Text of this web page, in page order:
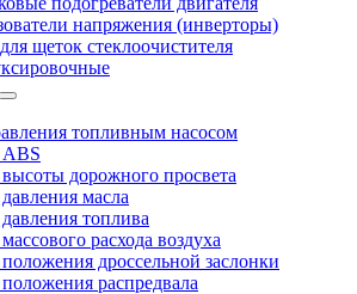
напряжения (инверторы)
щеток стеклоочистителя
топливным насосом
дорожного просвета
масла
топлива
расхода воздуха
дроссельной заслонки
распредвала